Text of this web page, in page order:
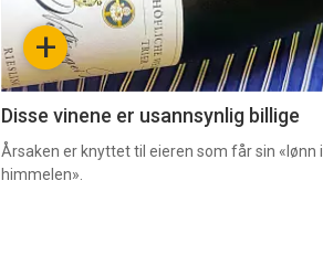
3 +
Disse vinene er usannsynlig billige
Årsaken er knyttet til eieren som får sin «lønn i
himmelen».